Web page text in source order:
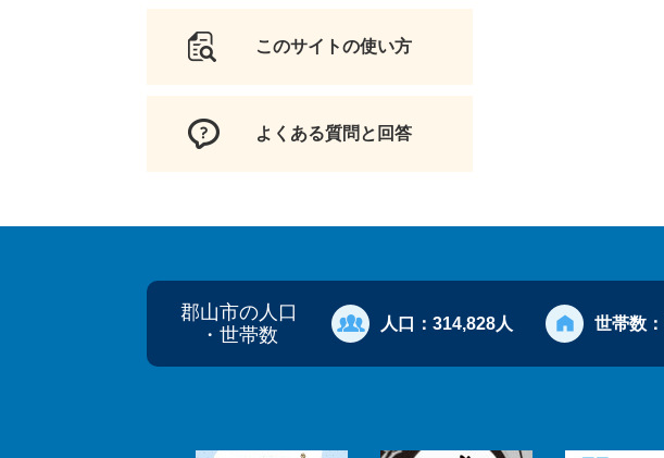
このサイトの使い方
よくある質問と回答
郡山市の人口
・世帯数
人口： 314,828人 世帯数：